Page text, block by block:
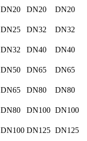
DN20 DN20
DN20
DN25 DN32
DN32
DN32 DN40
DN40
DN50 DN65
DN65
DN65 DN80
DN80
DN80 DN100 DN100
DN100 DN125 DN125